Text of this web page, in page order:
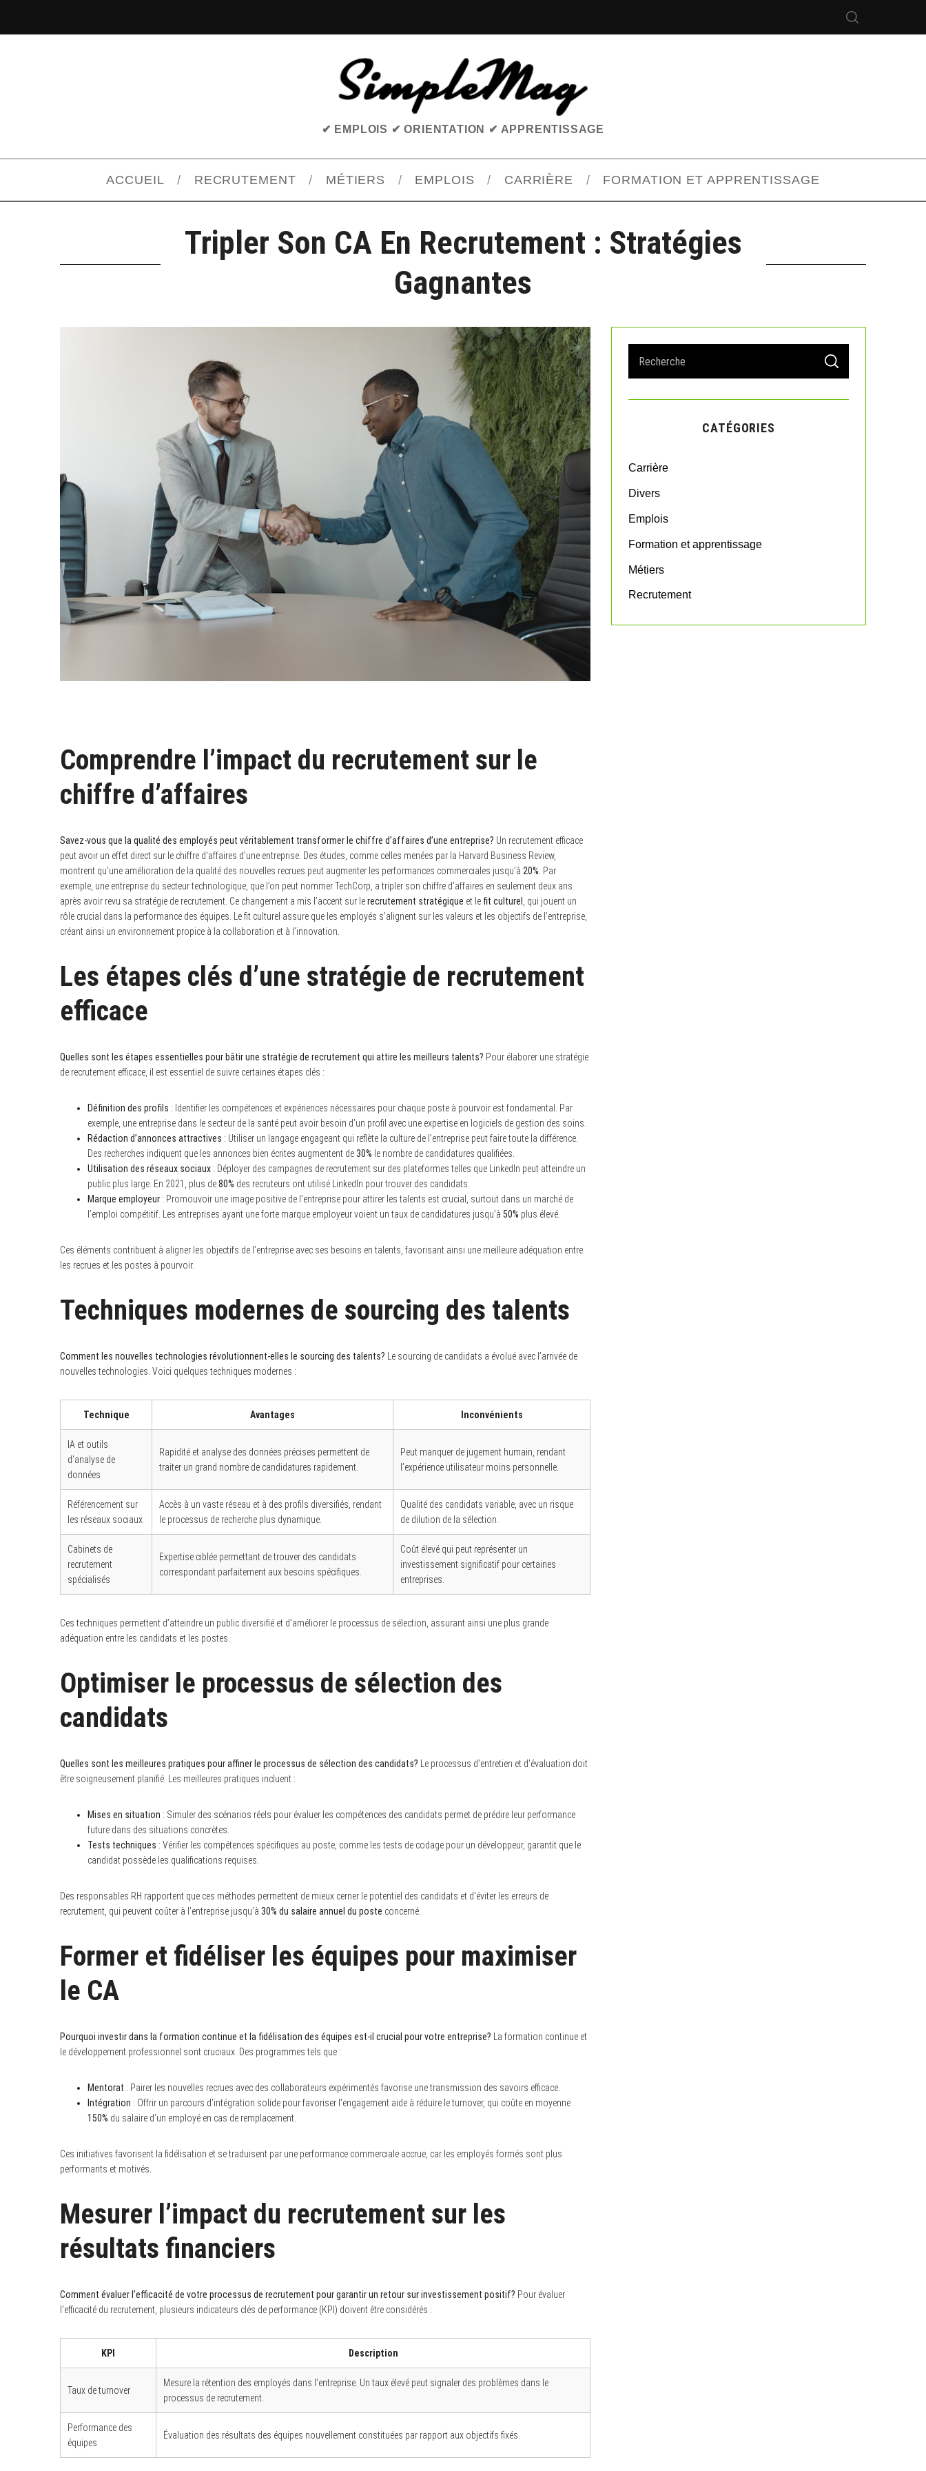
✔ EMPLOIS ✔ ORIENTATION ✔ APPRENTISSAGE
ACCUEIL RECRUTEMENT MÉTIERS EMPLOIS CARRIÈRE FORMATION ET APPRENTISSAGE
Tripler Son CA En Recrutement : Stratégies
Gagnantes
Comprendre l’impact du recrutement sur le
chiffre d’affaires
Savez-vous que la qualité des employés peut véritablement transformer le chiffre d’affaires d’une entreprise? Un recrutement efficace
peut avoir un effet direct sur le chiffre d’affaires d’une entreprise. Des études, comme celles menées par la Harvard Business Review,
montrent qu’une amélioration de la qualité des nouvelles recrues peut augmenter les performances commerciales jusqu’à 20% . Par
exemple, une entreprise du secteur technologique, que l’on peut nommer TechCorp, a tripler son chiffre d’affaires en seulement deux ans
après avoir revu sa stratégie de recrutement. Ce changement a mis l’accent sur lerecrutement stratégique et le fit culturel
, qui jouent un
rôle crucial dans la performance des équipes. Le fit culturel assure que les employés s’alignent sur les valeurs et les objectifs de l’entreprise,
créant ainsi un environnement propice à la collaboration et à l’innovation.
Les étapes clés d’une stratégie de recrutement
efficace
Quelles sont les étapes essentielles pour bâtir une stratégie de recrutement qui attire les meilleurs talents? Pour élaborer une stratégie
de recrutement efficace, il est essentiel de suivre certaines étapes clés :
Définition des profils : Identifier les compétences et expériences nécessaires pour chaque poste à pourvoir est fondamental. Par
exemple, une entreprise dans le secteur de la santé peut avoir besoin d’un profil avec une expertise en logiciels de gestion des soins.
Rédaction d’annonces attractives : Utiliser un langage engageant qui reflète la culture de l’entreprise peut faire toute la différence.
Des recherches indiquent que les annonces bien écrites augmentent de30% le nombre de candidatures qualifiées.
Utilisation des réseaux sociaux : Déployer des campagnes de recrutement sur des plateformes telles que LinkedIn peut atteindre un
public plus large. En 2021, plus de80% des recruteurs ont utilisé LinkedIn pour trouver des candidats.
Marque employeur : Promouvoir une image positive de l’entreprise pour attirer les talents est crucial, surtout dans un marché de
l’emploi compétitif. Les entreprises ayant une forte marque employeur voient un taux de candidatures jusqu’à 50% plus élevé.
Ces éléments contribuent à aligner les objectifs de l’entreprise avec ses besoins en talents, favorisant ainsi une meilleure adéquation entre
les recrues et les postes à pourvoir.
Techniques modernes de sourcing des talents
Comment les nouvelles technologies révolutionnent-elles le sourcing des talents? Le sourcing de candidats a évolué avec l’arrivée de
nouvelles technologies. Voici quelques techniques modernes :
Technique Avantages Inconvénients
IA et outils
d’analyse de
données
Rapidité et analyse des données précises permettent de
traiter un grand nombre de candidatures rapidement.
Peut manquer de jugement humain, rendant
l’expérience utilisateur moins personnelle.
Référencement sur
les réseaux sociaux
Accès à un vaste réseau et à des profils diversifiés, rendant
le processus de recherche plus dynamique.
Qualité des candidats variable, avec un risque
de dilution de la sélection.
Cabinets de
recrutement
spécialisés
Expertise ciblée permettant de trouver des candidats
correspondant parfaitement aux besoins spécifiques.
Coût élevé qui peut représenter un
investissement significatif pour certaines
entreprises.
Ces techniques permettent d’atteindre un public diversifié et d’améliorer le processus de sélection, assurant ainsi une plus grande
adéquation entre les candidats et les postes.
Optimiser le processus de sélection des
candidats
Quelles sont les meilleures pratiques pour affiner le processus de sélection des candidats? Le processus d’entretien et d’évaluation doit
être soigneusement planifié. Les meilleures pratiques incluent :
Mises en situation : Simuler des scénarios réels pour évaluer les compétences des candidats permet de prédire leur performance
future dans des situations concrètes.
Tests techniques : Vérifier les compétences spécifiques au poste, comme les tests de codage pour un développeur, garantit que le
candidat possède les qualifications requises.
Des responsables RH rapportent que ces méthodes permettent de mieux cerner le potentiel des candidats et d’éviter les erreurs de
recrutement, qui peuvent coûter à l’entreprise jusqu’à 30% du salaire annuel du poste concerné.
Former et fidéliser les équipes pour maximiser
le CA
Pourquoi investir dans la formation continue et la fidélisation des équipes est-il crucial pour votre entreprise? La formation continue et
le développement professionnel sont cruciaux. Des programmes tels que :
Mentorat : Pairer les nouvelles recrues avec des collaborateurs expérimentés favorise une transmission des savoirs efficace.
Intégration : Offrir un parcours d’intégration solide pour favoriser l’engagement aide à réduire le turnover, qui coûte en moyenne
150% du salaire d’un employé en cas de remplacement.
Ces initiatives favorisent la fidélisation et se traduisent par une performance commerciale accrue, car les employés formés sont plus
performants et motivés.
Mesurer l’impact du recrutement sur les
résultats financiers
Comment évaluer l’efficacité de votre processus de recrutement pour garantir un retour sur investissement positif? Pour évaluer
l’efficacité du recrutement, plusieurs indicateurs clés de performance (KPI) doivent être considérés :
KPI Description
Taux de turnover
Mesure la rétention des employés dans l’entreprise. Un taux élevé peut signaler des problèmes dans le
processus de recrutement.
Performance des
équipes
Évaluation des résultats des équipes nouvellement constituées par rapport aux objectifs fixés.
a
r
o
S
A
C
CATÉGORIES
Carrière
Divers
Emplois
Formation et apprentissage
Métiers
Recrutement
a
h
f
: